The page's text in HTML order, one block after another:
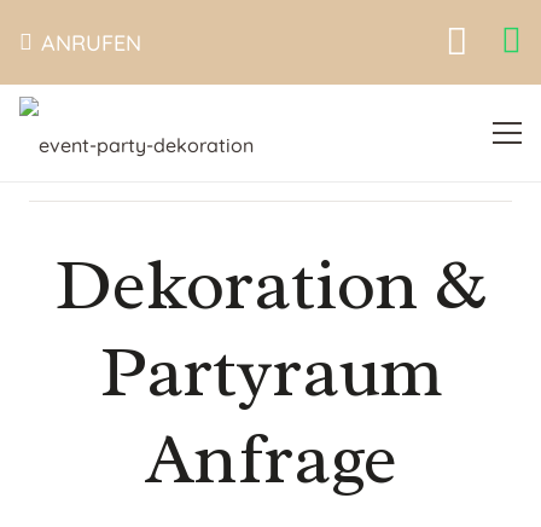
ANRUFEN
Dekoration &
Partyraum
Anfrage